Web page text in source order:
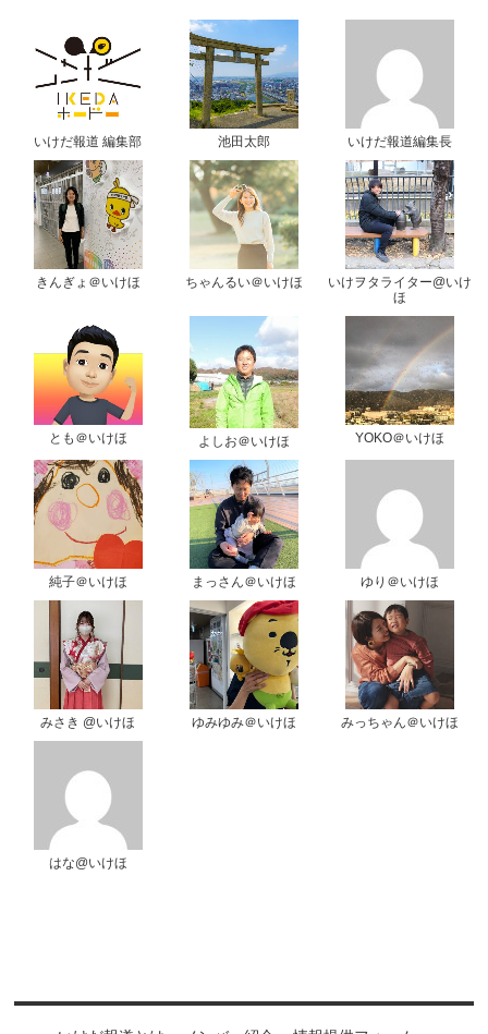
いけだ報道 編集部 池田太郎 いけだ報道編集長
きんぎょ＠いけほ ちゃんるい＠いけほ
いけヲタライター@いけ
ほ
とも＠いけほ よしお＠いけほ YOKO＠いけほ
純子＠いけほ まっさん＠いけほ ゆり＠いけほ
みさき @いけほ ゆみゆみ＠いけほ みっちゃん＠いけほ
はな@いけほ